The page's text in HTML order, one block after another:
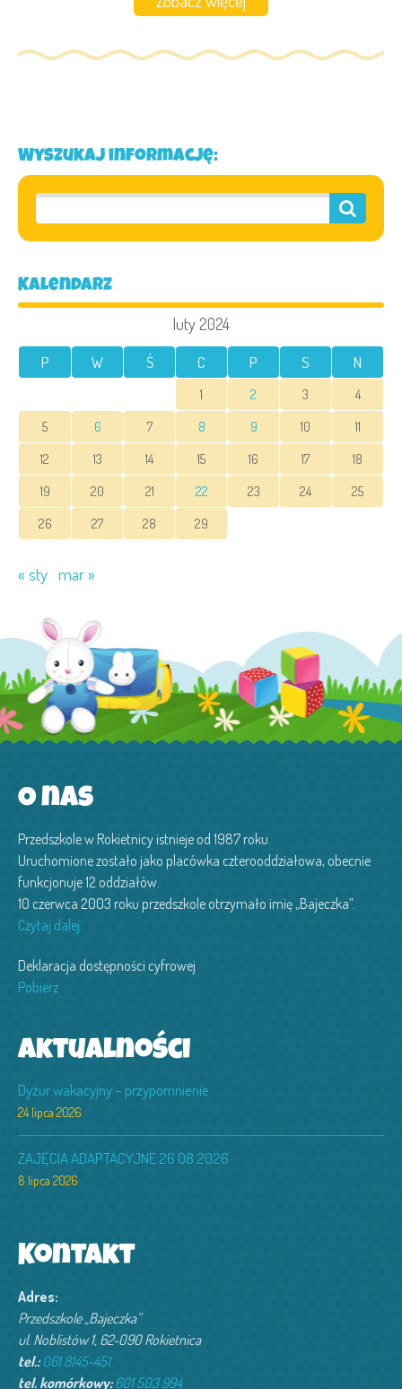
Wyszukaj informację:
Kalendarz
luty 2024
P W Ś C P S N
1 2 3
4
5
6 7 8 9 10
11
12
13 14 15 16 17
18
19
20 21 22 23 24
25
26
27 28 29
« sty mar »
O nas
Przedszkole w Rokietnicy istnieje od 1987 roku.
Uruchomione zostało jako placówka czterooddziałowa, obecnie
funkcjonuje 12 oddziałów.
10 czerwca 2003 roku przedszkole otrzymało imię „Bajeczka”.
Czytaj dalej
Deklaracja dostępności cyfrowej
Pobierz
Aktualności
Dyżur wakacyjny – przypomnienie
24 lipca 2026
ZAJĘCIA ADAPTACYJNE 26.08.2026
8 lipca 2026
Kontakt
Adres:
Przedszkole „Bajeczka”
ul. Noblistów 1, 62-090 Rokietnica
tel.:061 8145-451
tel. komórkowy:601 503 994‬